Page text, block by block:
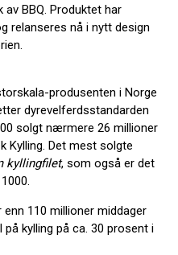
BBQ. Produktet har
relanseres nå i nytt design
produsenten i Norge
dyrevelferdsstandarden
solgt nærmere 26 millioner
Kylling. Det mest solgte
kyllingfilet, som også er det
110 millioner middager
kylling på ca. 30 prosent i